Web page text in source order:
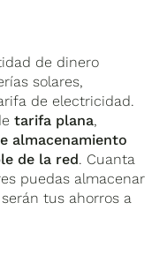
de dinero
solares,
de electricidad.
tarifa plana,
almacenamiento
de la red. Cuanta
puedas almacenar
tus ahorros a